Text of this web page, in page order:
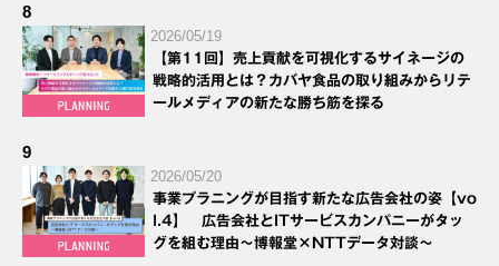
8
2026/05/19
【第11回】売上貢献を可視化するサイネージの
戦略的活用とは？カバヤ食品の取り組みからリテ
ールメディアの新たな勝ち筋を探る
9
2026/05/20
事業プラニングが目指す新たな広告会社の姿【vo
l.4】 広告会社とITサービスカンパニーがタッ
グを組む理由～博報堂×NTTデータ対談～